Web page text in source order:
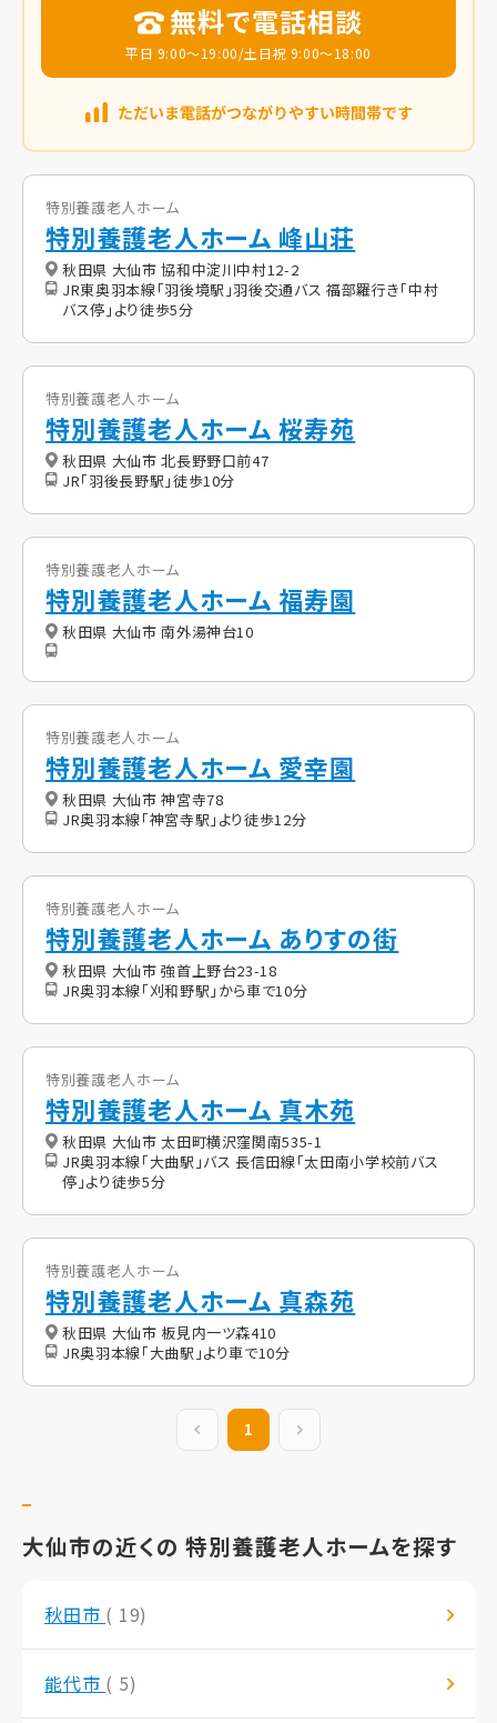
無料で電話相談
平日 9:00～19:00/土日祝 9:00～18:00
特別養護老人ホーム
特別養護老人ホーム 峰山荘
秋田県 大仙市 協和中淀川中村12-2
JR東奥羽本線「羽後境駅」羽後交通バス 福部羅行き「中村
バス停」より徒歩5分
特別養護老人ホーム
特別養護老人ホーム 桜寿苑
秋田県 大仙市 北長野野口前47
JR「羽後長野駅」徒歩10分
特別養護老人ホーム
特別養護老人ホーム 福寿園
秋田県 大仙市 南外湯神台10
特別養護老人ホーム
特別養護老人ホーム 愛幸園
秋田県 大仙市 神宮寺78
JR奥羽本線「神宮寺駅」より徒歩12分
特別養護老人ホーム
特別養護老人ホーム ありすの街
秋田県 大仙市 強首上野台23-18
JR奥羽本線「刈和野駅」から車で10分
特別養護老人ホーム
特別養護老人ホーム 真木苑
秋田県 大仙市 太田町横沢窪関南535-1
JR奥羽本線「大曲駅」バス 長信田線「太田南小学校前バス
停」より徒歩5分
特別養護老人ホーム
特別養護老人ホーム 真森苑
秋田県 大仙市 板見内一ツ森410
JR奥羽本線「大曲駅」より車で10分
前の20件
1
大仙市の近くの 特別養護老人ホームを探す
秋田市 ( 19)
能代市 ( 5)